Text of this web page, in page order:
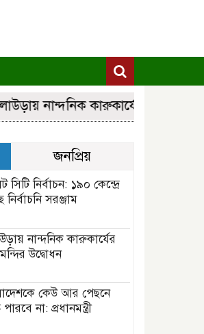
নান্দনিক কারুকার্যের শিব মন্দির
জনপ্রিয়
সিটি নির্বাচন: ১৯০ কেন্দ্রে
নির্বাচনি সরঞ্জাম
নান্দনিক কারুকার্যের
উদ্বোধন
কেউ আর পেছনে
না: প্রধানমন্ত্রী